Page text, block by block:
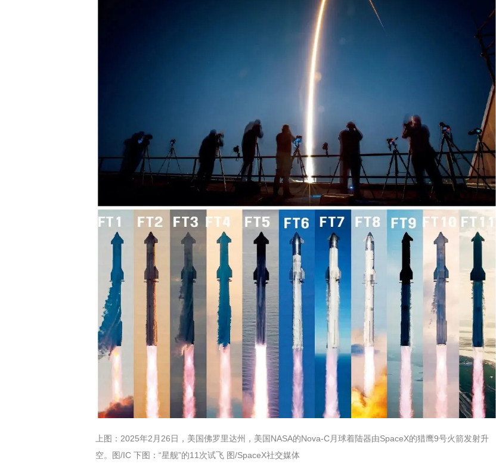
上图：2025年2月26日，美国佛罗里达州，美国NASA的Nova-C月球着陆器由SpaceX的猎鹰9号火箭发射升
空。图/IC 下图：“星舰”的11次试飞 图/SpaceX社交媒体